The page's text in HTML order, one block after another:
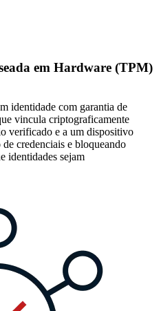
em Hardware (TPM)
identidade com garantia de
vincula criptograficamente
verificado e a um dispositivo
credenciais e bloqueando
identidades sejam